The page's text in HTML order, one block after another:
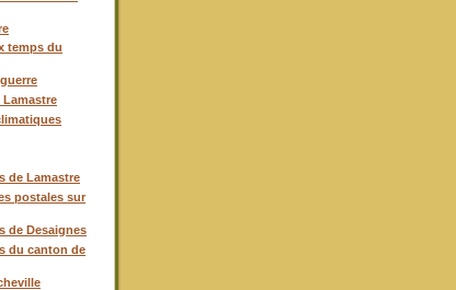
temps du
Lamastre
de Lamastre
postales sur
de Desaignes
du canton de